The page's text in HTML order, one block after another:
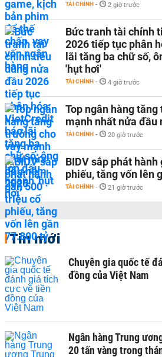
TÀI CHÍNH - 2 giờ trước
Bức tranh tài chính
2026 tiếp tục phân
lãi tăng ba chữ số,
'hụt hơi'
TÀI CHÍNH - 4 giờ trước
Top ngân hàng
mạnh nhất nửa đầu
TÀI CHÍNH - 20 giờ trước
BIDV sắp phát
phiếu, tăng vốn lên
TÀI CHÍNH - 21 giờ trước
Tin mới
Chuyên gia quốc tế
đồng của Việt Nam
Ngân hàng Trung
20 tấn vàng trong